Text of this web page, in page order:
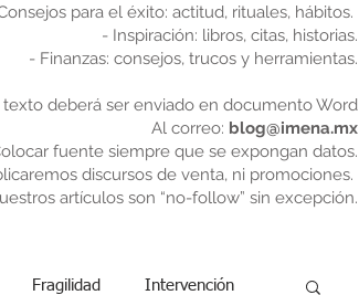
para el éxito: actitud, rituales, hábitos.
- Inspiración: libros, citas, historias.
- Finanzas: consejos, trucos y herramientas.
deberá ser enviado en documento Word
Al correo: blog@imena.mx
fuente siempre que se expongan datos.
discursos de venta, ni promociones.
artículos son “no-follow” sin excepción.
Fragilidad Intervención